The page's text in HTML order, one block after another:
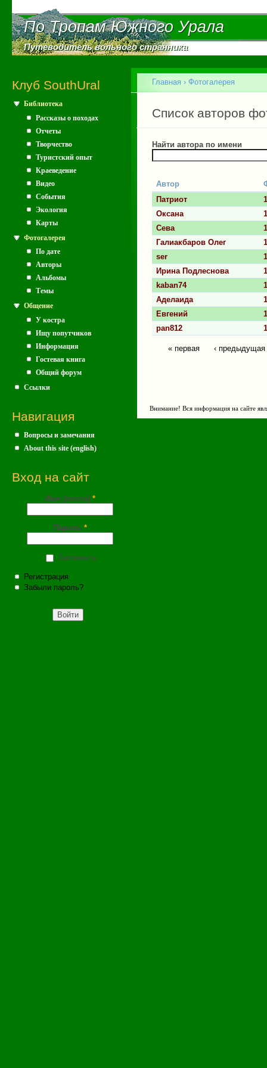
По Тропам Южного Урала
По Тропам Южного Урала
Путеводитель вольного странника
Путеводитель вольного странника
Клуб SouthUral
Библиотека
Рассказы о походах
Отчеты
Творчество
Туристский опыт
Краеведение
Видео
События
Экология
Карты
Фотогалерея
По дате
Авторы
Альбомы
Темы
Общение
У костра
Ищу попутчиков
Информация
Гостевая книга
Общий форум
Ссылки
Навигация
Вопросы и замечания
About this site (english)
Вход на сайт
Имя (почта) *
Пароль *
Запомнить
Регистрация
Забыли пароль?
Вы здесь
Главная › Фотогалерея
Список авторов
Главные вкладки
Найти автора по имени
Автор
Патриот
1
Оксана
1
Сева
1
Галиакбаров Олег
1
ser
1
Ирина Подлеснова
1
kaban74
1
Аделаида
1
Евгений
1
pan812
1
Страницы
« первая ‹ предыдущая
Внимание! Вся информация на сайте